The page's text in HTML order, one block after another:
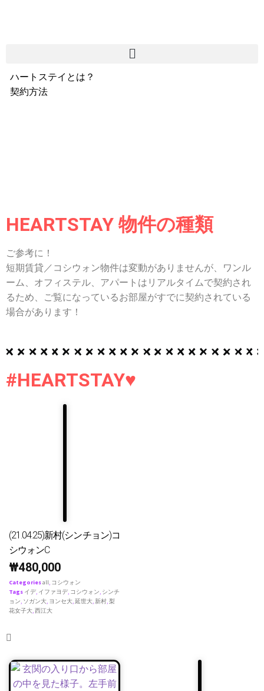
ハートステイとは？
契約方法
HEARTSTAY 物件の種類
ご参考に！
短期賃貸／コシウォン物件は変動がありませんが、ワンル
ーム、オフィステル、アパートはリアルタイムで契約され
るため、ご覧になっているお部屋がすでに契約されている
場合があります！
#HEARTSTAY♥
(21.04.25)新村(シンチョン)コ
シウォンC
₩480,000
Categoriesall, コシウォン
Tags イデ, イファヨデ, コシウォン, シンチ
ョン, ソガン大, ヨンセ大,延世大,新村,梨
花女子大,西江大